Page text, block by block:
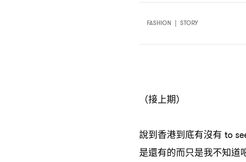
FASHION | STORY
（接上期）
說到香港到底有沒有 to
是還有的而只是我不知道